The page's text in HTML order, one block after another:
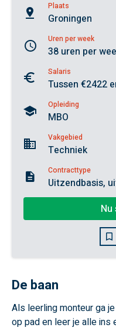
Plaats
Groningen
Uren per week
38 uren per
Salaris
Tussen €2422
Opleiding
MBO
Vakgebied
Techniek
Contracttype
Uitzendbasis,
De baan
Als leerling monteur ga
op pad en leer je alle ins